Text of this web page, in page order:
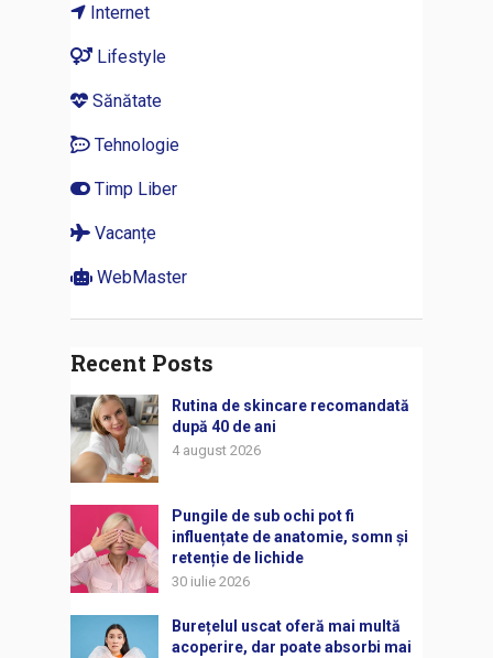
Internet
Lifestyle
Sănătate
Tehnologie
Timp Liber
Vacanțe
WebMaster
Recent Posts
Rutina de skincare recomandată
după 40 de ani
4 august 2026
Pungile de sub ochi pot fi
influențate de anatomie, somn și
retenție de lichide
30 iulie 2026
Burețelul uscat oferă mai multă
acoperire, dar poate absorbi mai